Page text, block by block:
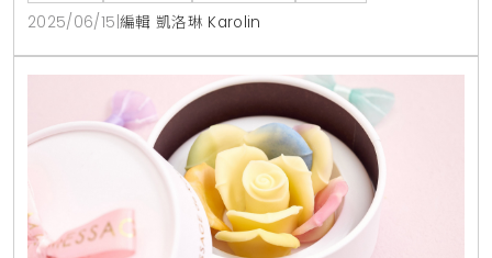
果肉和香甜多汁的風味，並搭配柚子，檸檬葉，椰香與
香草等時令及南洋熱帶元素，為芒果愛好者帶來清爽的
夏日享受 。小蛋糕每個295元起，5吋蛋糕每個1280元
起 。品味法式優雅與熱帶風情的完美結合 芒果千
2025/06/15 編輯 凱洛琳 Karolin